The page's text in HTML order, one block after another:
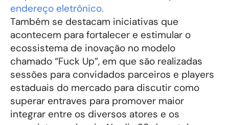
endereço eletrônico.
Também se destacam iniciativas que
acontecem para fortalecer e estimular o
ecossistema de inovação no modelo
chamado “Fuck Up”, em que são realizadas
sessões para convidados parceiros e players
estaduais do mercado para discutir como
superar entraves para promover maior
integrar entre os diversos atores e os